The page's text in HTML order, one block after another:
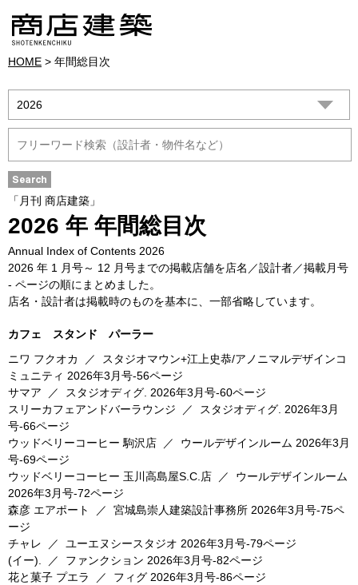
HOME > 年間総目次
「月刊 商店建築」
2026 年 年間総目次
Annual Index of Contents 2026
2026 年 1 月号～ 12 月号までの掲載店舗を店名／設計者／掲載月号
- ページの順にまとめました。
店名・設計者は掲載時のものを基本に、一部省略しています。
カフェ スタンド パーラー
ニワ フクオカ
／
スタジオマウン+江上史恭/アノニマルデザインコ
ミュニティ 2026年3月号-56ページ
サマア ／ スタジオディグ. 2026年3月号-60ページ
スリーカフェアンドバーラウンジ ／ スタジオディグ. 2026年3月
号-66ページ
ウッドベリーコーヒー 駒沢店 ／ ウールデザインルーム 2026年3月
号-69ページ
ウッドベリーコーヒー 玉川高島屋S.C.店 ／ ウールデザインルーム
2026年3月号-72ページ
森彦 エアポート
／ 宮城島崇人建築設計事務所 2026年3月号-75ペ
ージ
チャレ ／ ユーエヌシースタジオ 2026年3月号-79ページ
(イー).
／ ファンクション 2026年3月号-82ページ
花と菓子 プエラ
／ フィグ 2026年3月号-86ページ